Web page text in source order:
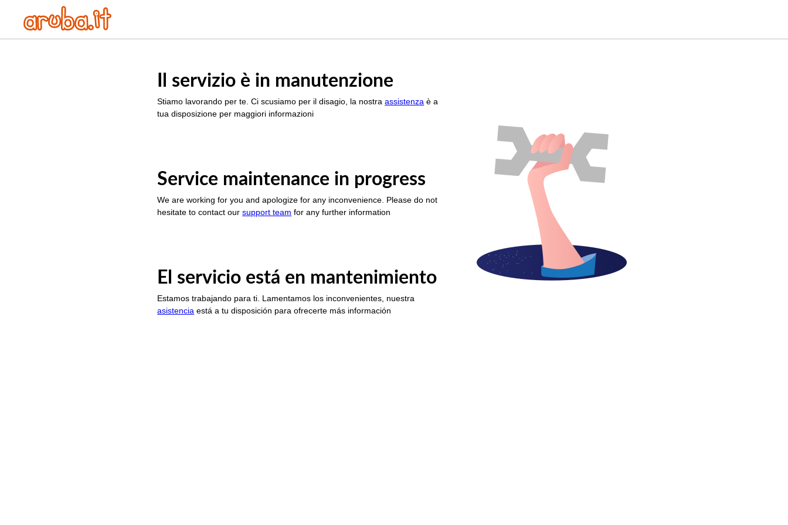
Il servizio è in manutenzione
Stiamo lavorando per te. Ci scusiamo per il disagio, la nostraassistenza è a
tua disposizione per maggiori informazioni
Service maintenance in progress
We are working for you and apologize for any inconvenience. Please do not
hesitate to contact oursupport team for any further information
El servicio está en mantenimiento
Estamos trabajando para ti. Lamentamos los inconvenientes, nuestra
asistencia está a tu disposición para ofrecerte más información